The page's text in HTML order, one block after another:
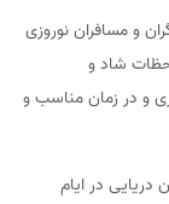
و مسافران نوروزی
شاد و
و در زمان مناسب و
دریایی در ایام